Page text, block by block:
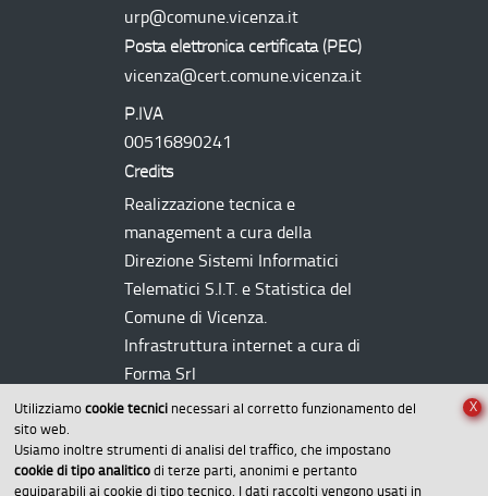
Utilizziamo cookie tecnici necessari al corretto funzionamento del
sito web.
Usiamo inoltre strumenti di analisi del traffico, che impostano
cookie di tipo analitico di terze parti, anonimi e pertanto
equiparabili ai cookie di tipo tecnico. I dati raccolti vengono usati in
X
urp@comune.vicenza.it
Posta elettronica certificata (PEC)
vicenza@cert.comune.vicenza.it
P.IVA
00516890241
Credits
Realizzazione tecnica e
management a cura della
Direzione Sistemi Informatici
Telematici S.I.T. e Statistica del
Comune di Vicenza.
Infrastruttura internet a cura di
Forma Srl